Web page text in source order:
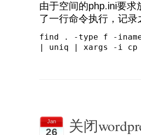
由于空间的php.ini要
了一行命令执行，记录
find . -type f -
| uniq | xargs -i
Jan
26 关闭